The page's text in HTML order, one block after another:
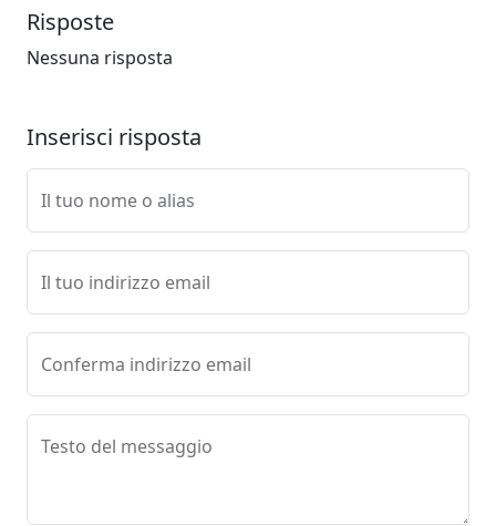
Risposte
Nessuna risposta
Inserisci risposta
Il tuo nome o alias
Il tuo indirizzo email
Conferma indirizzo email
Testo del messaggio